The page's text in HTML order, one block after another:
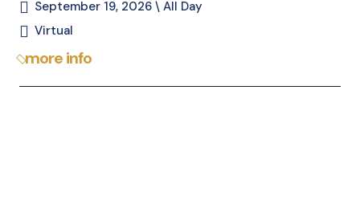
September 19, 2026 \ All Day
Virtual
more info